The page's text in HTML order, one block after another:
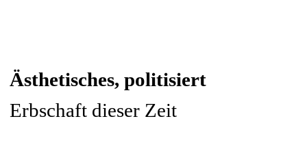
Ästhetisches, politisiert
Erbschaft dieser Zeit